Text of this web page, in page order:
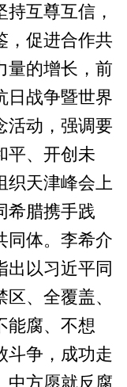
互尊互信，
，促进合作共
量的增长，前
日战争暨世界
活动，强调要
平、开创未
织天津峰会上
希腊携手践
同体。李希介
出以习近平同
、全覆盖、
能腐、不想
斗争，成功走